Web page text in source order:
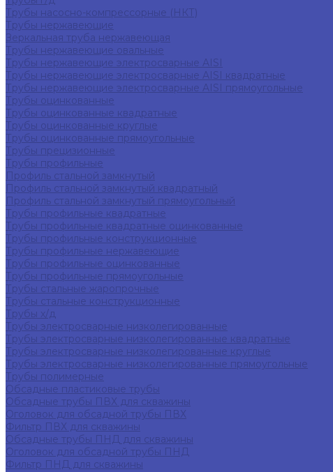
Трубы насосно-компрессорные (НКТ)
Трубы нержавеющие
Зеркальная труба нержавеющая
Трубы нержавеющие овальные
Трубы нержавеющие электросварные AISI
Трубы нержавеющие электросварные AISI квадратные
Трубы нержавеющие электросварные AISI прямоугольные
Трубы оцинкованные
Трубы оцинкованные квадратные
Трубы оцинкованные круглые
Трубы оцинкованные прямоугольные
Трубы прецизионные
Трубы профильные
Профиль стальной замкнутый
Профиль стальной замкнутый квадратный
Профиль стальной замкнутый прямоугольный
Трубы профильные квадратные
Трубы профильные квадратные оцинкованные
Трубы профильные конструкционные
Трубы профильные нержавеющие
Трубы профильные оцинкованные
Трубы профильные прямоугольные
Трубы стальные жаропрочные
Трубы стальные конструкционные
Трубы х/д
Трубы электросварные низколегированные
Трубы электросварные низколегированные квадратные
Трубы электросварные низколегированные круглые
Трубы электросварные низколегированные прямоугольные
Трубы полимерные
Обсадные пластиковые трубы
Обсадные трубы ПВХ для скважины
Оголовок для обсадной трубы ПВХ
Фильтр ПВХ для скважины
Обсадные трубы ПНД для скважины
Оголовок для обсадной трубы ПНД
Фильтр ПНД для скважины